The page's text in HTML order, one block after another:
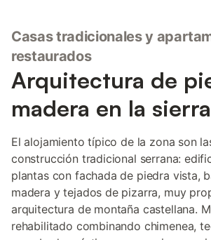
Casas tradicionales y
restaurados
Arquitectura de
madera en la sierra
El alojamiento típico de la zona son
construcción tradicional serrana:
plantas con fachada de piedra vista,
madera y tejados de pizarra, muy
arquitectura de montaña castellana.
rehabilitado combinando chimenea,